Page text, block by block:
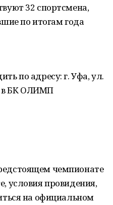
32 спортсмена,
по итогам года
по адресу: г. Уфа, ул.
в БК ОЛИМП
чемпионате
условия провидения,
на официальном